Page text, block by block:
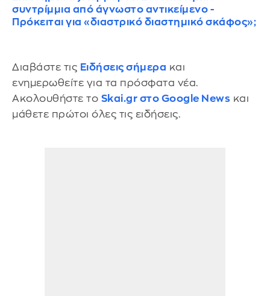
συντρίμμια από άγνωστο αντικείμενο -
Πρόκειται για «διαστρικό διαστημικό σκάφος»;
Διαβάστε τις Ειδήσεις σήμερα και
ενημερωθείτε για τα πρόσφατα νέα.
Ακολουθήστε το Skai.gr στο Google News και
μάθετε πρώτοι όλες τις ειδήσεις.